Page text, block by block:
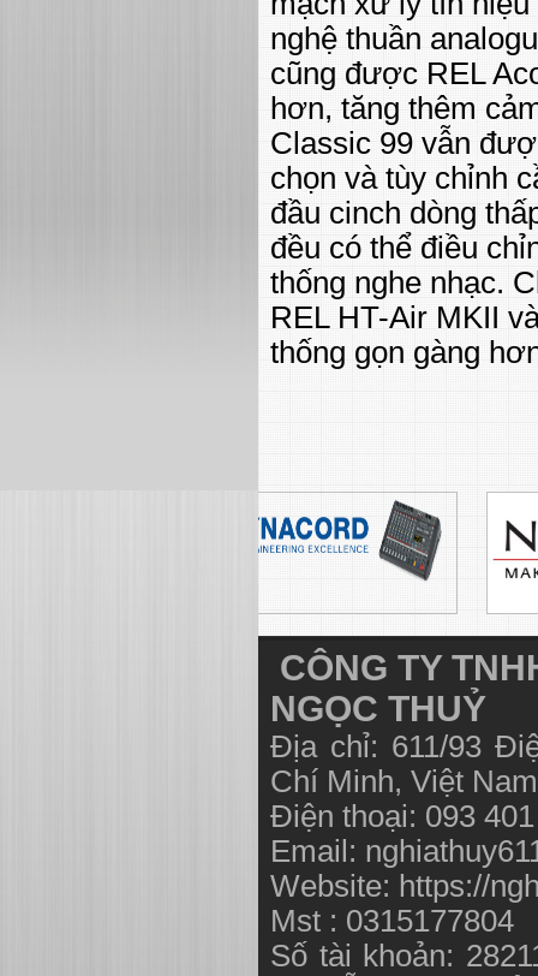
nghệ thuần
cũng được REL
hơn, tăng thêm
Classic 99 vẫn
chọn và tùy chỉnh
đầu cinch dòng
đều có thể điều
thống nghe nhạc.
REL HT-Air MKII
thống gọn gàng
CÔNG TY
NGỌC THUỶ
Địa chỉ: 611/93
Chí Minh, Việt
Điện thoại: 093
Email:
Website: https://
Mst : 0315177804
Số tài khoản: